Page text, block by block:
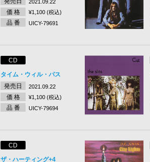
2021.09.22
価 格 ¥1,100 (税込)
品 番 UICY-79691
CD
タイム・ウィル・パス
発売日
2021.09.22
価 格 ¥1,100 (税込)
品 番 UICY-79694
CD
ザ・ハーティング+4